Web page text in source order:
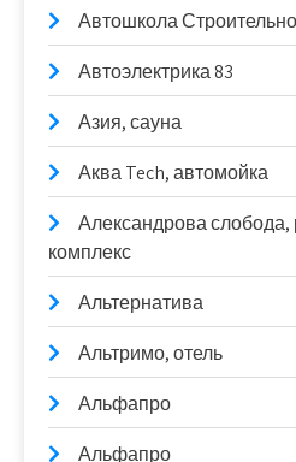
Автошкола
Автоэлектрика 83
Азия, сауна
Аква Tech, автомойка
Александрова слобода,
комплекс
Альтернатива
Альтримо, отель
Альфапро
Альфапро